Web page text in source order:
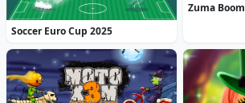
Soccer Euro Cup 2025
Zuma Boom